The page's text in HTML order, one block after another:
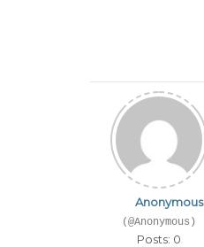
Anonymous
(@Anonymous)
Posts: 0